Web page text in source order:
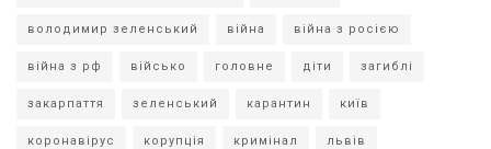
володимир зеленський війна війна з росією
війна з рф військо головне діти загиблі
закарпаття зеленський карантин київ
коронавірус корупція кримінал львів